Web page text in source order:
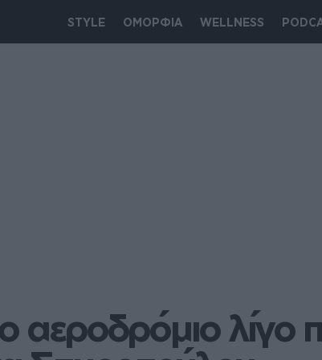
STYLE ΟΜΟΡΦΙΑ WELLNESS
αεροδρόμιο λίγο